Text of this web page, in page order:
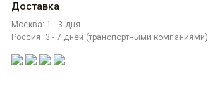
Доставка
Москва: 1 - 3 дня
Россия: 3 - 7 дней (транспортными компаниями)